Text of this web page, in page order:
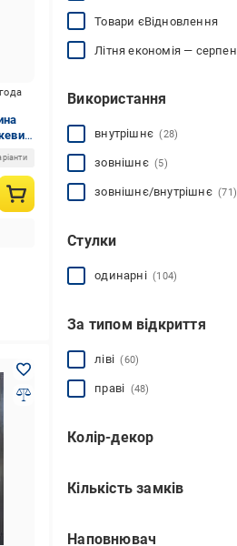
Товари єВідновлення
Літня економія —
Використання
внутрішнє(28)
зовнішнє(5)
зовнішнє/внутрішнє(71)
Стулки
одинарні(104)
За типом відкриття
ліві(60)
праві (48)
Колір-декор
царга біла текстура
Кількість замків
2(35)
Наповнювач